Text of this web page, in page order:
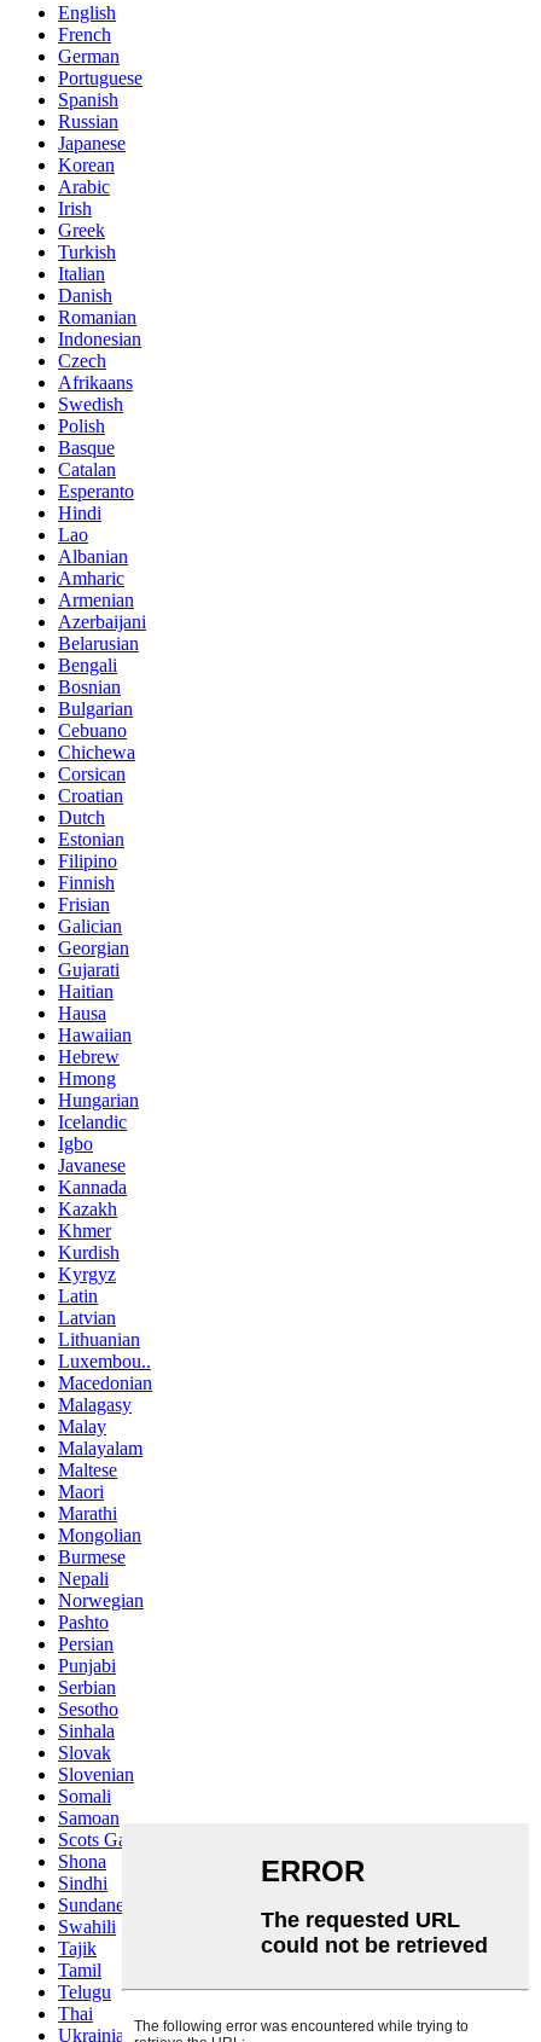
English
French
German
Portuguese
Spanish
Russian
Japanese
Korean
Arabic
Irish
Greek
Turkish
Italian
Danish
Romanian
Indonesian
Czech
Afrikaans
Swedish
Polish
Basque
Catalan
Esperanto
Hindi
Lao
Albanian
Amharic
Armenian
Azerbaijani
Belarusian
Bengali
Bosnian
Bulgarian
Cebuano
Chichewa
Corsican
Croatian
Dutch
Estonian
Filipino
Finnish
Frisian
Galician
Georgian
Gujarati
Haitian
Hausa
Hawaiian
Hebrew
Hmong
Hungarian
Icelandic
Igbo
Javanese
Kannada
Kazakh
Khmer
Kurdish
Kyrgyz
Latin
Latvian
Lithuanian
Luxembou..
Macedonian
Malagasy
Malay
Malayalam
Maltese
Maori
Marathi
Mongolian
Burmese
Nepali
Norwegian
Pashto
Persian
Punjabi
Serbian
Sesotho
Sinhala
Slovak
Slovenian
Somali
Samoan
Scots Gaelic
Shona
Sindhi
Sundanese
Swahili
Tajik
Tamil
Telugu
Thai
Ukrainian